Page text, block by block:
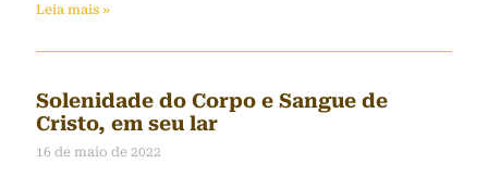
Leia mais »
Solenidade do Corpo e Sangue de
Cristo, em seu lar
16 de maio de 2022